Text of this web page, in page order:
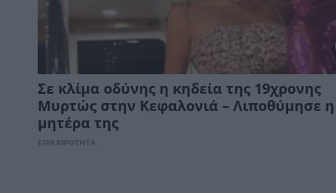
Σε κλίμα οδύνης η κηδεία της 19χρονης
Μυρτώς στην Κεφαλονιά – Λιποθύμησε η
μητέρα της
ΕΠΙΚΑΙΡΟΤΗΤΑ